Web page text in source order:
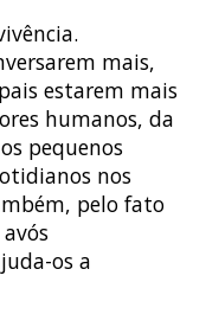
mais,
estarem mais
humanos, da
pequenos
nos
pelo fato
os a